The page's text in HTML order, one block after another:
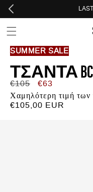
Skip to header
Skip to menu
Skip to content
Skip to footer
SUMMER SALE
ΤΣΆΝΤΑ
Κανονική
τιμή
€105
Τιμή
προσφοράς
€63
Χαμηλότερη τιμή
€105,00 EUR